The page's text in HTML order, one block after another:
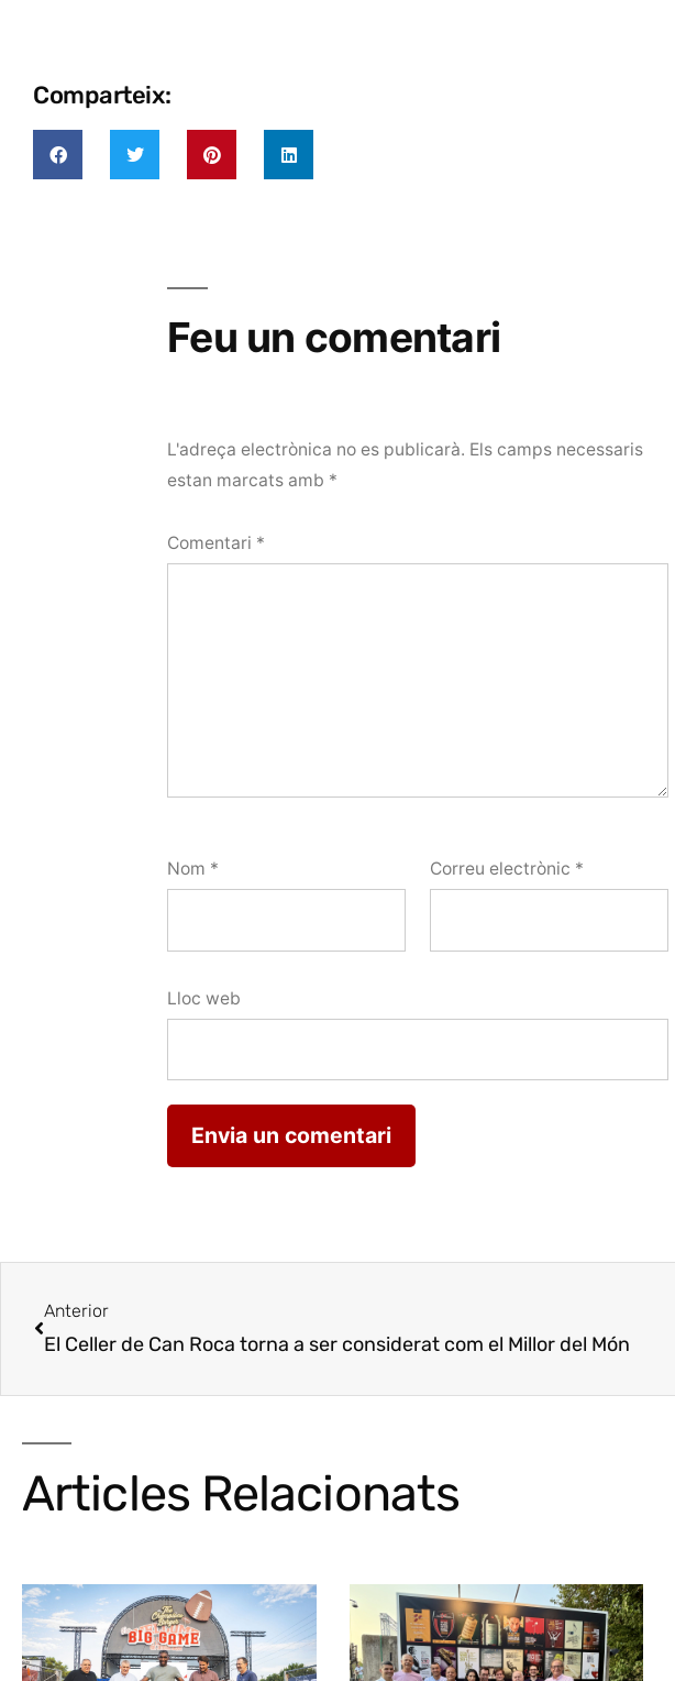
Comparteix:
Feu un comentari
L'adreça electrònica no es publicarà. Els camps necessaris
estan marcats amb *
Comentari *
Nom * Correu electrònic *
Lloc web
Anterior
El Celler de Can Roca torna a ser considerat com el Millor del Món
Articles Relacionats